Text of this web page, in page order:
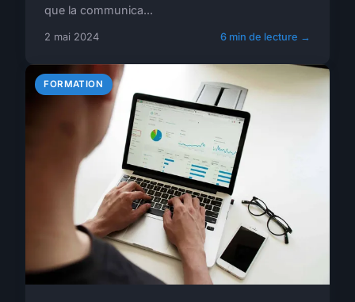
que la communica...
2 mai 2024 6 min de lecture →
FORMATION